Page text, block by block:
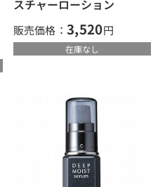
スチャーローション
販売価格： 3,520円
在庫なし